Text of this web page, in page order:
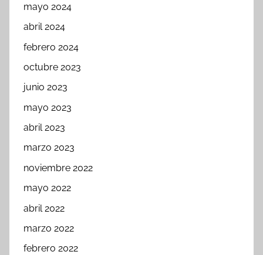
mayo 2024
abril 2024
febrero 2024
octubre 2023
junio 2023
mayo 2023
abril 2023
marzo 2023
noviembre 2022
mayo 2022
abril 2022
marzo 2022
febrero 2022